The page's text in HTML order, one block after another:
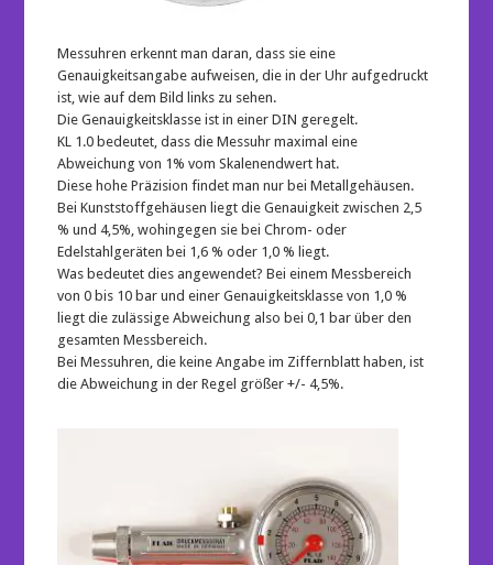
Messuhren erkennt man daran, dass sie eine
Genauigkeitsangabe aufweisen, die in der Uhr aufgedruckt
ist, wie auf dem Bild links zu sehen.
Die Genauigkeitsklasse ist in einer DIN geregelt.
KL 1.0 bedeutet, dass die Messuhr maximal eine
Abweichung von 1% vom Skalenendwert hat.
Diese hohe Präzision findet man nur bei Metallgehäusen.
Bei Kunststoffgehäusen liegt die Genauigkeit zwischen 2,5
% und 4,5%, wohingegen sie bei Chrom- oder
Edelstahlgeräten bei 1,6 % oder 1,0 % liegt.
Was bedeutet dies angewendet? Bei einem Messbereich
von 0 bis 10 bar und einer Genauigkeitsklasse von 1,0 %
liegt die zulässige Abweichung also bei 0,1 bar über den
gesamten Messbereich.
Bei Messuhren, die keine Angabe im Ziffernblatt haben, ist
die Abweichung in der Regel größer +/- 4,5%.